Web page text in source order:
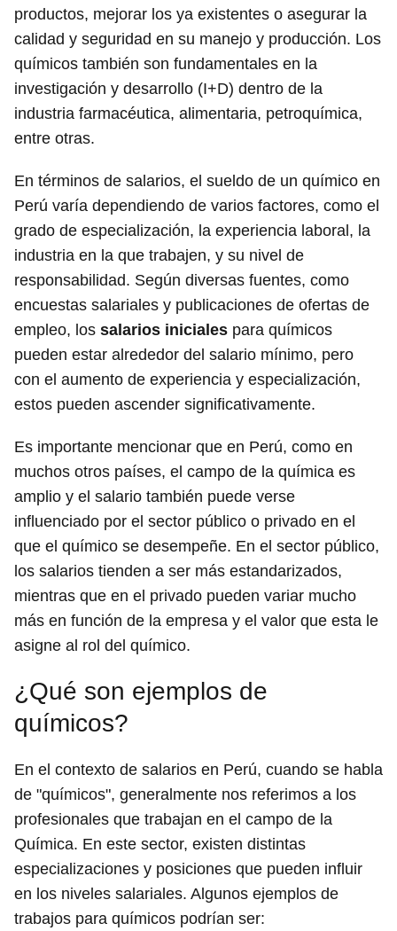
productos, mejorar los ya existentes o asegurar la
calidad y seguridad en su manejo y producción. Los
químicos también son fundamentales en la
investigación y desarrollo (I+D) dentro de la
industria farmacéutica, alimentaria, petroquímica,
entre otras.
En términos de salarios, el sueldo de un químico en
Perú varía dependiendo de varios factores, como el
grado de especialización, la experiencia laboral, la
industria en la que trabajen, y su nivel de
responsabilidad. Según diversas fuentes, como
encuestas salariales y publicaciones de ofertas de
empleo, los salarios iniciales para químicos
pueden estar alrededor del salario mínimo, pero
con el aumento de experiencia y especialización,
estos pueden ascender significativamente.
Es importante mencionar que en Perú, como en
muchos otros países, el campo de la química es
amplio y el salario también puede verse
influenciado por el sector público o privado en el
que el químico se desempeñe. En el sector público,
los salarios tienden a ser más estandarizados,
mientras que en el privado pueden variar mucho
más en función de la empresa y el valor que esta le
asigne al rol del químico.
¿Qué son ejemplos de
químicos?
En el contexto de salarios en Perú, cuando se habla
de "químicos", generalmente nos referimos a los
profesionales que trabajan en el campo de la
Química. En este sector, existen distintas
especializaciones y posiciones que pueden influir
en los niveles salariales. Algunos ejemplos de
trabajos para químicos podrían ser: